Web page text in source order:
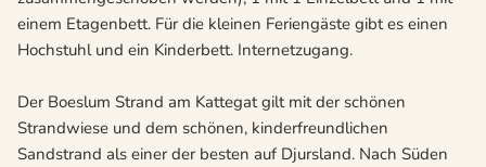
einem Etagenbett. Für die kleinen Feriengäste gibt es einen
Hochstuhl und ein Kinderbett. Internetzugang.
Der Boeslum Strand am Kattegat gilt mit der schönen
Strandwiese und dem schönen, kinderfreundlichen
Sandstrand als einer der besten auf Djursland. Nach Süden